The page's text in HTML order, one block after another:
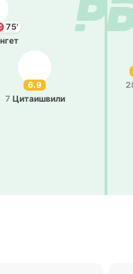
75'
6.9
7 Ци­таи­шви­ли